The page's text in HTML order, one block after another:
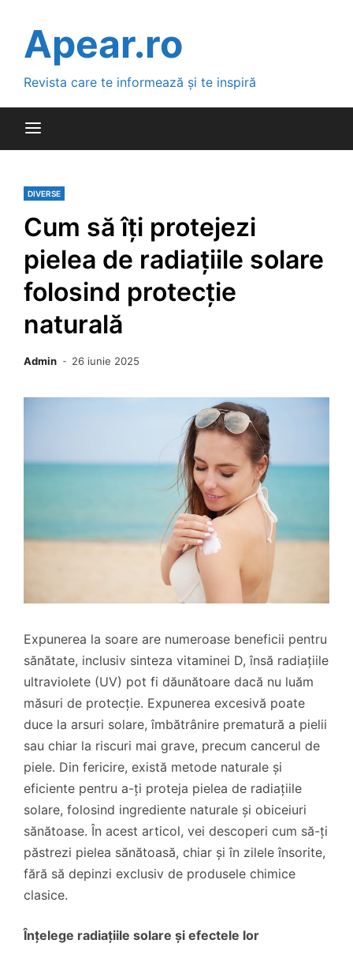
contentApear.ro
Revista care te informează și te inspiră
DIVERSE
Cum să îți protejezi
pielea de radiațiile solare
folosind protecție
naturală
Admin 26 iunie 2025
Expunerea la soare are numeroase beneficii pentru
sănătate, inclusiv sinteza vitaminei D, însă radiațiile
ultraviolete (UV) pot fi dăunătoare dacă nu luăm
măsuri de protecție. Expunerea excesivă poate
duce la arsuri solare, îmbătrânire prematură a pielii
sau chiar la riscuri mai grave, precum cancerul de
piele. Din fericire, există metode naturale și
eficiente pentru a-ți proteja pielea de radiațiile
solare, folosind ingrediente naturale și obiceiuri
sănătoase. În acest articol, vei descoperi cum să-ți
păstrezi pielea sănătoasă, chiar și în zilele însorite,
fără să depinzi exclusiv de produsele chimice
clasice.
Înțelege radiațiile solare și efectele lor